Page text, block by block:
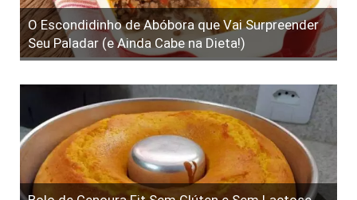
O Escondidinho de Abóbora que Vai Surpreender
Seu Paladar (e Ainda Cabe na Dieta!)